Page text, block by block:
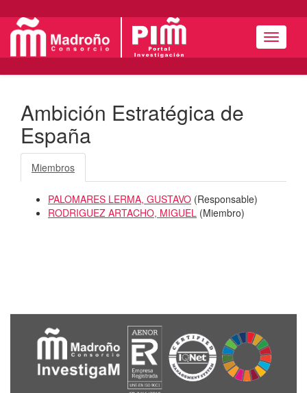
Menú
Ambición Estratégica de
España
Miembros
PALOMARES LERMA, GUSTAVO (Responsable)
RODRIGUEZ ARTACHO, MIGUEL (Miembro)